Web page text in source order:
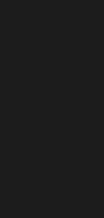
по ссылке
на счете) через
. Возвращается в
обязательно учтём
остались довольны и с